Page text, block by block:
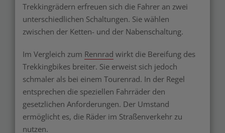
Trekkingrädern erfreuen sich die Fahrer an zwei
unterschiedlichen Schaltungen. Sie wählen
zwischen der Ketten- und der Nabenschaltung.
Im Vergleich zum Rennrad wirkt die Bereifung des
Trekkingbikes breiter. Sie erweist sich jedoch
schmaler als bei einem Tourenrad. In der Regel
entsprechen die speziellen Fahrräder den
gesetzlichen Anforderungen. Der Umstand
ermöglicht es, die Räder im Straßenverkehr zu
nutzen.